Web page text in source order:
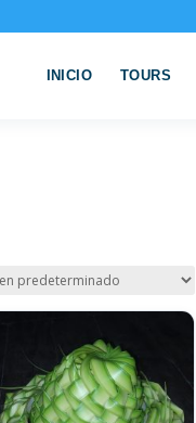
INICIO TOURS